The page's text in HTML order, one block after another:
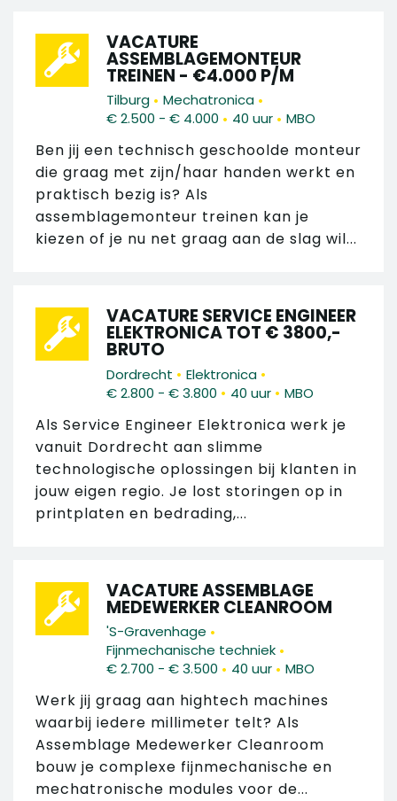
VACATURE
ASSEMBLAGEMONTEUR
TREINEN - €4.000 P/M
Tilburg • Mechatronica •
€ 2.500 - € 4.000 • 40 uur • MBO
Ben jij een technisch geschoolde monteur
die graag met zijn/haar handen werkt en
praktisch bezig is? Als
assemblagemonteur treinen kan je
kiezen of je nu net graag aan de slag wil...
VACATURE SERVICE ENGINEER
ELEKTRONICA TOT € 3800,-
BRUTO
Dordrecht • Elektronica •
€ 2.800 - € 3.800 • 40 uur • MBO
Als Service Engineer Elektronica werk je
vanuit Dordrecht aan slimme
technologische oplossingen bij klanten in
jouw eigen regio. Je lost storingen op in
printplaten en bedrading,...
VACATURE ASSEMBLAGE
MEDEWERKER CLEANROOM
'S-Gravenhage •
Fijnmechanische techniek •
€ 2.700 - € 3.500 • 40 uur • MBO
Werk jij graag aan hightech machines
waarbij iedere millimeter telt? Als
Assemblage Medewerker Cleanroom
bouw je complexe fijnmechanische en
mechatronische modules voor de...